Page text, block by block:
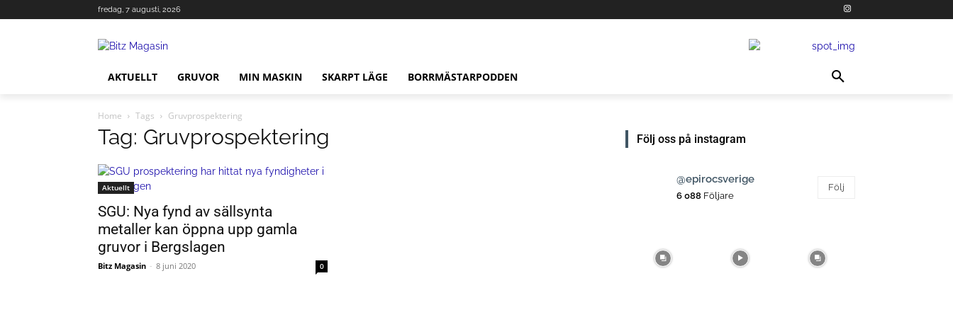
fredag, 7 augusti, 2026
AKTUELLT GRUVOR MIN MASKIN SKARPT LÄGE BORRMÄSTARPODDEN
Home Tags Gruvprospektering
Tag: Gruvprospektering
Aktuellt
SGU: Nya fynd av sällsynta
metaller kan öppna upp gamla
gruvor i Bergslagen
Bitz Magasin - 8 juni 2020 0
Följ oss på instagram
@epirocsverige
6 088 Följare
Följ